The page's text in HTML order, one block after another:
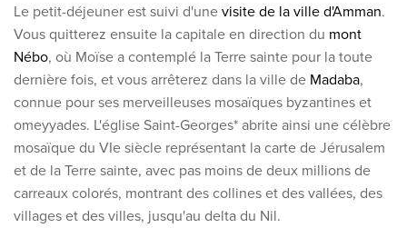
Le petit-déjeuner est suivi d'unevisite de la ville d'Amman.
Vous quitterez ensuite la capitale en direction du mont
Nébo, où Moïse a contemplé la Terre sainte pour la toute
dernière fois, et vous arrêterez dans la ville de Madaba,
connue pour ses merveilleuses mosaïques byzantines et
omeyyades. L'église Saint-Georges* abrite ainsi une célèbre
mosaïque du VIe siècle représentant la carte de Jérusalem
et de la Terre sainte, avec pas moins de deux millions de
carreaux colorés, montrant des collines et des vallées, des
villages et des villes, jusqu'au delta du Nil.